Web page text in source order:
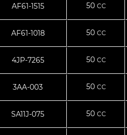
AF61-1515 50 CC
AF61-1018 50 CC
4JP-7265 50 CC
3AA-003 50 CC
SA11J-075 50 CC